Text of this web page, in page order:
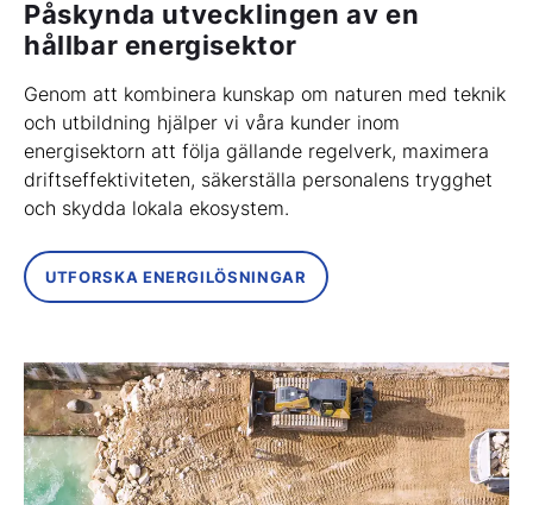
Påskynda utvecklingen av en
hållbar energisektor
Genom att kombinera kunskap om naturen med teknik
och utbildning hjälper vi våra kunder inom
energisektorn att följa gällande regelverk, maximera
driftseffektiviteten, säkerställa personalens trygghet
och skydda lokala ekosystem.
UTFORSKA ENERGILÖSNINGAR